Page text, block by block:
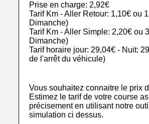
Prise en charge: 2,92€
Tarif Km - Aller Retour: 1,10€ ou
Dimanche)
Tarif Km - Aller Simple: 2,20€ ou
Dimanche)
Tarif horaire jour: 29,04€ - Nuit:
de l'arrêt du véhicule)
Vous souhaitez connaitre le prix
Estimez le tarif de votre course
précisement en utilisant notre
simulation ci dessus.